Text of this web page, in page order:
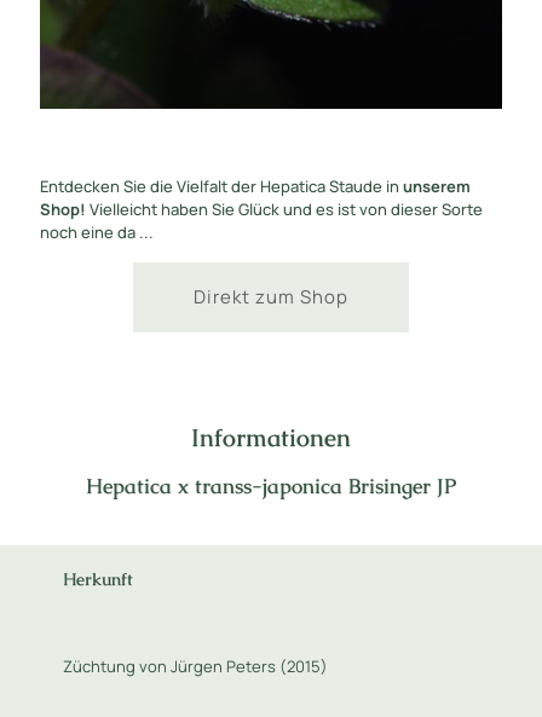
Entdecken Sie die Vielfalt der Hepatica Staude in unserem
Shop! Vielleicht haben Sie Glück und es ist von dieser Sorte
noch eine da ...
Direkt zum Shop
Informationen
Hepatica x transs-japonica Brisinger JP
Herkunft
Züchtung von Jürgen Peters (2015)